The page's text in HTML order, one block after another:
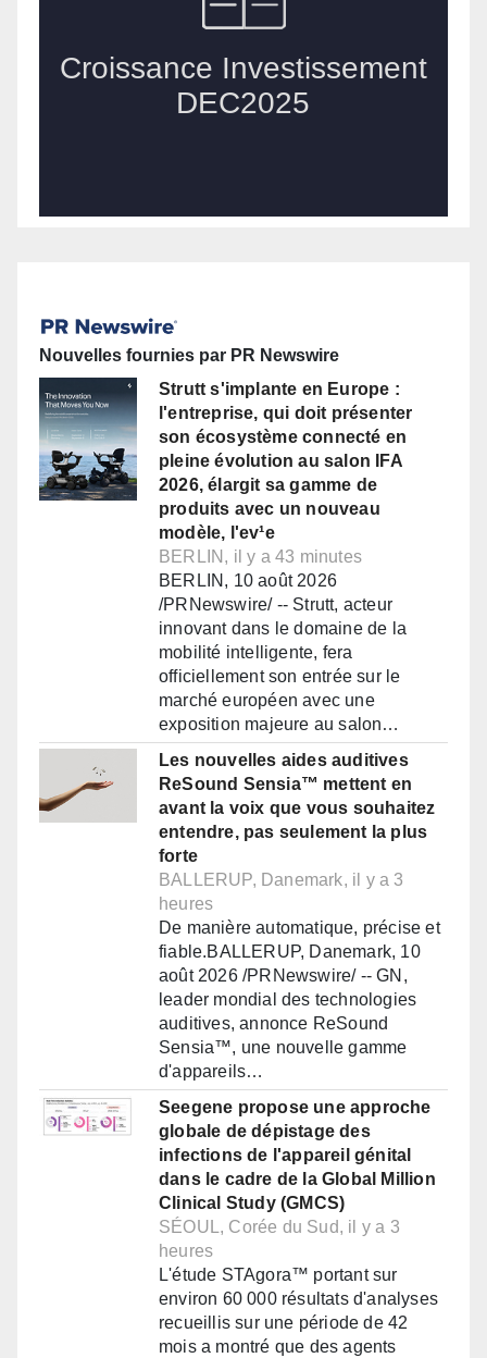
Nouvelles fournies par PR Newswire
Strutt s'implante en Europe :
l'entreprise, qui doit présenter
son écosystème connecté en
pleine évolution au salon IFA
2026, élargit sa gamme de
produits avec un nouveau
modèle, l'ev¹e
BERLIN, il y a 43 minutes
BERLIN, 10 août 2026
/PRNewswire/ -- Strutt, acteur
innovant dans le domaine de la
mobilité intelligente, fera
officiellement son entrée sur le
marché européen avec une
exposition majeure au salon…
Les nouvelles aides auditives
ReSound Sensia™ mettent en
avant la voix que vous souhaitez
entendre, pas seulement la plus
forte
BALLERUP, Danemark, il y a 3
heures
De manière automatique, précise et
fiable.BALLERUP, Danemark, 10
août 2026 /PRNewswire/ -- GN,
leader mondial des technologies
auditives, annonce ReSound
Sensia™, une nouvelle gamme
d'appareils…
Seegene propose une approche
globale de dépistage des
infections de l'appareil génital
dans le cadre de la Global Million
Clinical Study (GMCS)
SÉOUL, Corée du Sud, il y a 3
heures
L'étude STAgora™ portant sur
environ 60 000 résultats d'analyses
recueillis sur une période de 42
mois a montré que des agents